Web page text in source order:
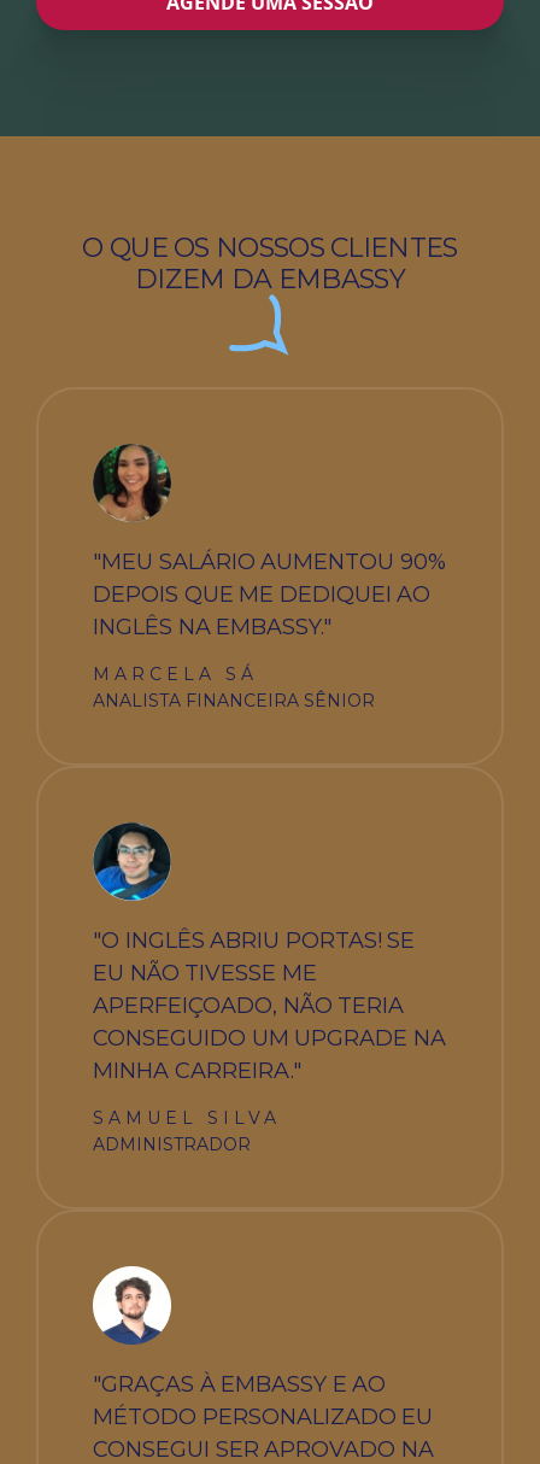
O QUE OS NOSSOS CLIENTES
DIZEM DA EMBASSY
"MEU SALÁRIO AUMENTOU 90%
DEPOIS QUE ME DEDIQUEI AO
INGLÊS NA EMBASSY."
MARCELA SÁ
ANALISTA FINANCEIRA SÊNIOR
"O INGLÊS ABRIU PORTAS! SE
EU NÃO TIVESSE ME
APERFEIÇOADO, NÃO TERIA
CONSEGUIDO UM UPGRADE NA
MINHA CARREIRA."
SAMUEL SILVA
ADMINISTRADOR
"GRAÇAS À EMBASSY E AO
MÉTODO PERSONALIZADO EU
CONSEGUI SER APROVADO NA